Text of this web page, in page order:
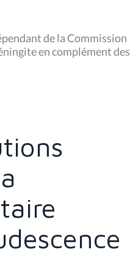
de la Commission
en complément des